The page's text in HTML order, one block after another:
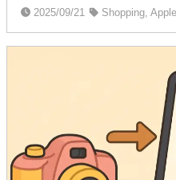
2025/09/21 Shopping,